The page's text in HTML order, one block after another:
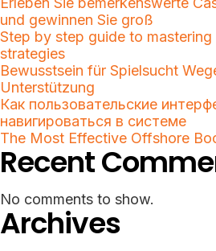
und gewinnen Sie groß
Step by step guide to
strategies
Bewusstsein für Spielsucht
Unterstützung
Как пользовательские
навигироваться в системе
The Most Effective Offshore
Recent
No comments to show.
Archives